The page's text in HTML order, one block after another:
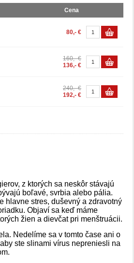
Cena
80,- €
160,- €
136,- €
240,- €
192,- €
z ktorých sa neskôr stávajú
boľavé, svrbia alebo pália.
hlavne stres, duševný a zdravotný
Objaví sa keď máme
žien a dievčat pri menštruácii.
Nedelíme sa v tomto čase ani o
ste slinami vírus nepreniesli na